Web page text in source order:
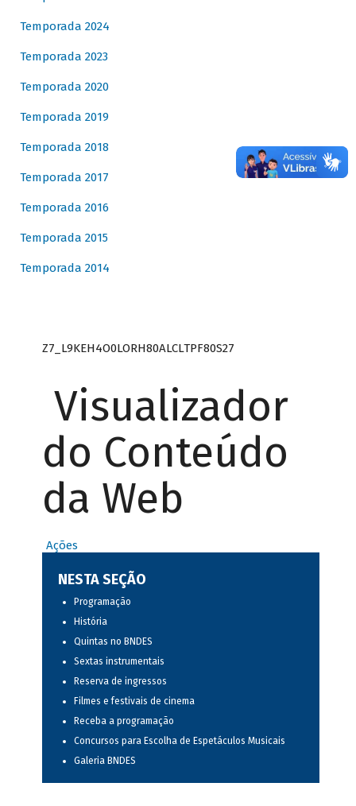
Temporada 2024
Temporada 2023
Temporada 2020
Temporada 2019
Temporada 2018
Temporada 2017
Temporada 2016
Temporada 2015
Temporada 2014
Z7_L9KEH4O0LORH80ALCLTPF80S27
Visualizador
do Conteúdo
da Web
Ações
NESTA SEÇÃO
Programação
História
Quintas no BNDES
Sextas instrumentais
Reserva de ingressos
Filmes e festivais de cinema
Receba a programação
Concursos para Escolha de Espetáculos Musicais
Galeria BNDES